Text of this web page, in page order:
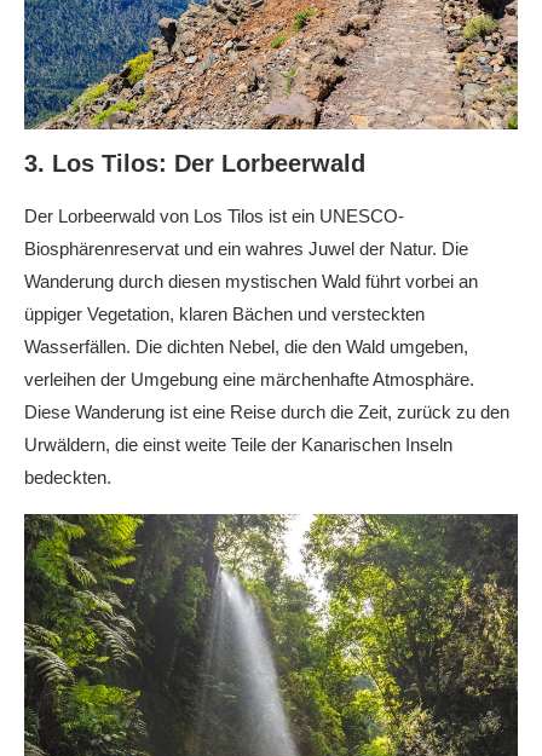
3. Los Tilos: Der Lorbeerwald
Der Lorbeerwald von Los Tilos ist ein UNESCO-
Biosphärenreservat und ein wahres Juwel der Natur. Die
Wanderung durch diesen mystischen Wald führt vorbei an
üppiger Vegetation, klaren Bächen und versteckten
Wasserfällen. Die dichten Nebel, die den Wald umgeben,
verleihen der Umgebung eine märchenhafte Atmosphäre.
Diese Wanderung ist eine Reise durch die Zeit, zurück zu den
Urwäldern, die einst weite Teile der Kanarischen Inseln
bedeckten.